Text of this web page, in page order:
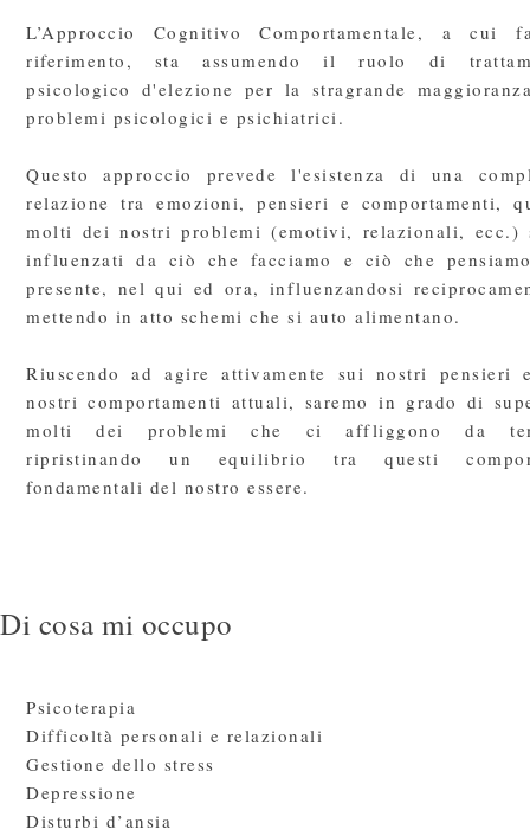
L’Approccio Cognitivo Comportamentale, a cui
riferimento, sta assumendo il ruolo di
psicologico d'elezione per la stragrande
problemi psicologici e psichiatrici.
Questo approccio prevede l'esistenza di una
relazione tra emozioni, pensieri e comportamenti,
molti dei nostri problemi (emotivi, relazionali, ecc.)
influenzati da ciò che facciamo e ciò che
presente, nel qui ed ora, influenzandosi
mettendo in atto schemi che si auto alimentano.
Riuscendo ad agire attivamente sui nostri pensieri
nostri comportamenti attuali, saremo in grado di
molti dei problemi che ci affliggono da
ripristinando un equilibrio tra questi
fondamentali del nostro essere.
Di cosa mi occupo
Psicoterapia
Difficoltà personali e relazionali
Gestione dello stress
Depressione
Disturbi d’ansia